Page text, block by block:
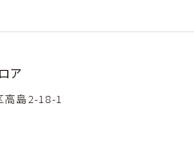
ア
島2-18-1